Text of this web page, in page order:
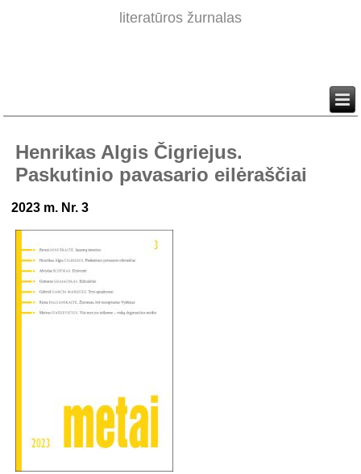
literatūros žurnalas
Henrikas Algis Čigriejus.
Paskutinio pavasario eilėraščiai
2023 m. Nr. 3